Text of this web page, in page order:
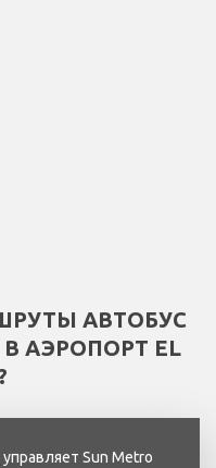
АВТОБУС
АЭРОПОРТ EL
Sun Metro